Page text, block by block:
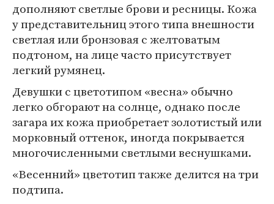
дополняют светлые брови и ресницы. Кожа
у представительниц этого типа внешности
светлая или бронзовая с желтоватым
подтоном, на лице часто присутствует
легкий румянец.
Девушки с цветотипом «весна» обычно
легко обгорают на солнце, однако после
загара их кожа приобретает золотистый или
морковный оттенок, иногда покрывается
многочисленными светлыми веснушками.
«Весенний» цветотип также делится на три
подтипа.